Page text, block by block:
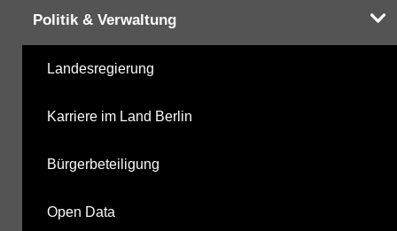
Politik & Verwaltung
Landesregierung
Karriere im Land Berlin
Bürgerbeteiligung
Open Data